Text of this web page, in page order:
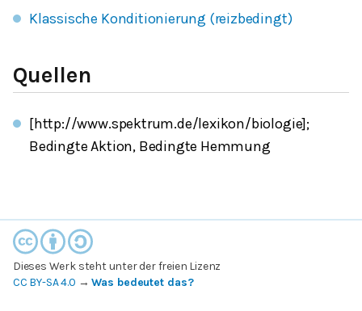
Klassische Konditionierung (reizbedingt)
Quellen
[http://www.spektrum.de/lexikon/biologie];
Bedingte Aktion, Bedingte Hemmung
Dieses Werk steht unter der freien Lizenz
CC BY-SA 4.0 →Was bedeutet das?